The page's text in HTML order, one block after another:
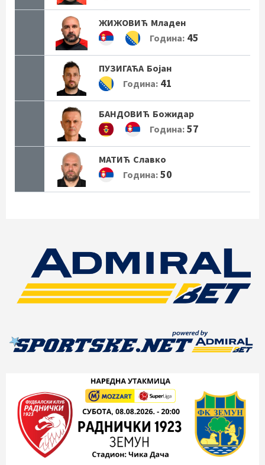
ЖИЖОВИЋ Младен
Година: 45
ПУЗИГАЋА Бојан
Година: 41
БАНДОВИЋ Божидар
Година: 57
МАТИЋ Славко
Година: 50